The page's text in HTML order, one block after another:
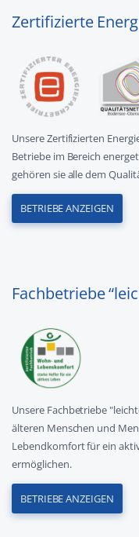
Zertifizierte
Unsere Zertifizierten
Betriebe im Bereich
gehören sie alle dem
BETRIEBE ANZEIGEN
Fachbetriebe
Unsere Fachbetriebe
älteren Menschen und
Lebendkomfort für ein
ermöglichen.
BETRIEBE ANZEIGEN